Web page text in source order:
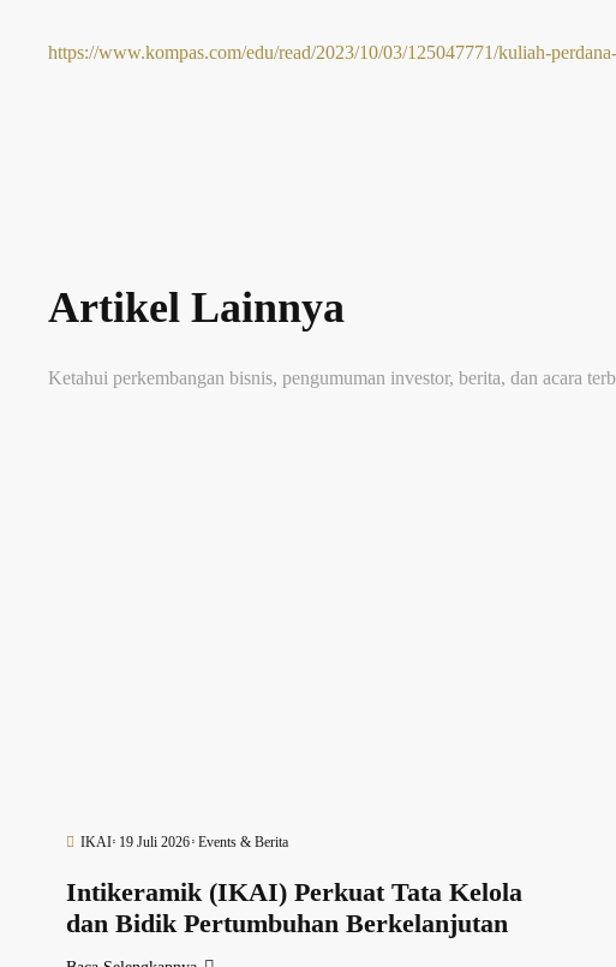
https://www.kompas.com/edu/read/2023/10/03/125047771/kuliah-
Artikel Lainnya
Ketahui perkembangan bisnis, pengumuman investor, berita, dan acara
IKAI 19 Juli 2026 Events & Berita
Intikeramik (IKAI) Perkuat Tata Kelola
dan Bidik Pertumbuhan Berkelanjutan